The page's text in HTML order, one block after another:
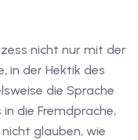
nicht nur mit der
in der Hektik des
die Sprache
die Fremdprache,
glauben, wie